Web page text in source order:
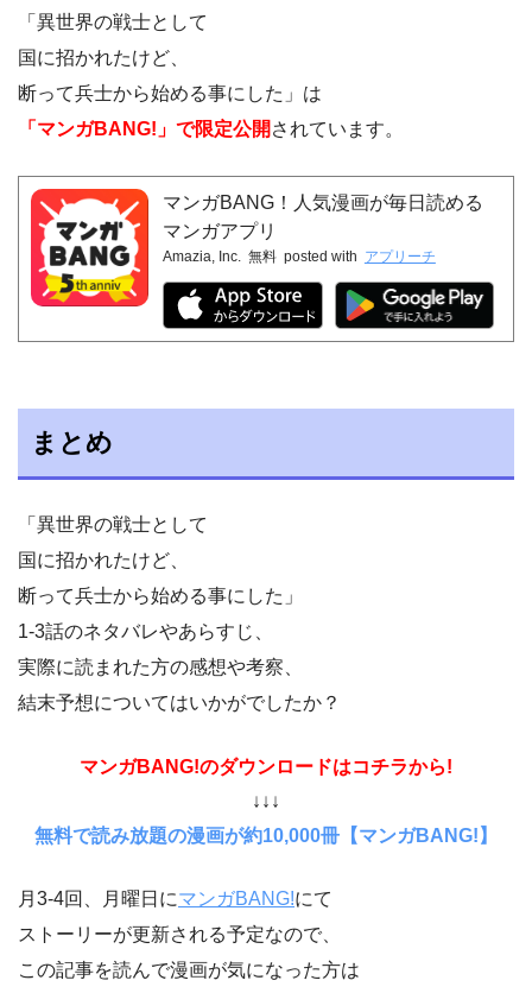
「異世界の戦士として
国に招かれたけど、
断って兵士から始める事にした」は
「マンガBANG!」で限定公開 されています。
マンガBANG！人気漫画が毎日読める
マンガアプリ
Amazia, Inc. 無料 posted with アプリーチ
まとめ
「異世界の戦士として
国に招かれたけど、
断って兵士から始める事にした」
1-3話のネタバレやあらすじ、
実際に読まれた方の感想や考察、
結末予想についてはいかがでしたか？
マンガBANG!のダウンロードはコチラから!
↓↓↓
無料で読み放題の漫画が約10,000冊【マンガBANG!】
月3-4回、月曜日にマンガBANG!にて
ストーリーが更新される予定なので、
この記事を読んで漫画が気になった方は